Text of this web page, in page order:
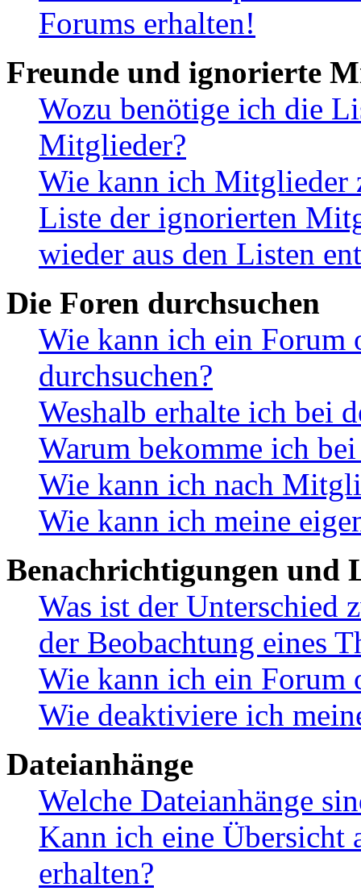
Forums erhalten!
Freunde und ignorierte
Wozu benötige ich die
Mitglieder?
Wie kann ich Mitglieder
Liste der ignorierten
wieder aus den Listen
Die Foren durchsuchen
Wie kann ich ein Forum
durchsuchen?
Weshalb erhalte ich bei
Warum bekomme ich
Wie kann ich nach
Wie kann ich meine
Benachrichtigungen und
Was ist der Unterschied
der Beobachtung eines
Wie kann ich ein Forum
Wie deaktiviere ich
Dateianhänge
Welche Dateianhänge
Kann ich eine Übersicht
erhalten?